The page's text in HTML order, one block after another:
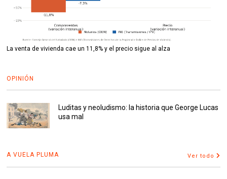
La venta de vivienda cae un 11,8% y el precio sigue al alza
OPINIÓN
Luditas y neoludismo: la historia que George Lucas
usa mal
A VUELA PLUMA Ver todo